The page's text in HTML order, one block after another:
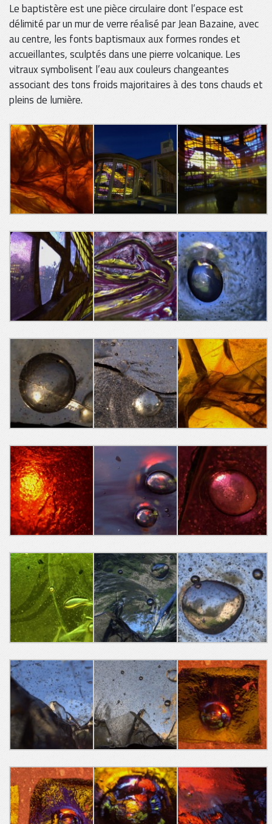
Le baptistère est une pièce circulaire dont l’espace est
délimité par un mur de verre réalisé par Jean Bazaine, avec
au centre, les fonts baptismaux aux formes rondes et
accueillantes, sculptés dans une pierre volcanique. Les
vitraux symbolisent l’eau aux couleurs changeantes
associant des tons froids majoritaires à des tons chauds et
pleins de lumière.